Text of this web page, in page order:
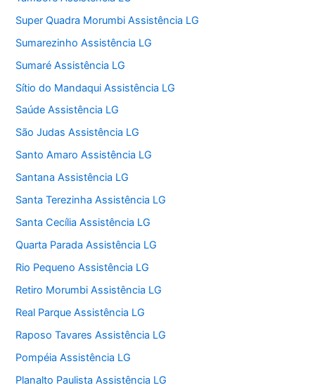
Super Quadra Morumbi Assistência LG
Sumarezinho Assistência LG
Sumaré Assistência LG
Sítio do Mandaqui Assistência LG
Saúde Assistência LG
São Judas Assistência LG
Santo Amaro Assistência LG
Santana Assistência LG
Santa Terezinha Assistência LG
Santa Cecília Assistência LG
Quarta Parada Assistência LG
Rio Pequeno Assistência LG
Retiro Morumbi Assistência LG
Real Parque Assistência LG
Raposo Tavares Assistência LG
Pompéia Assistência LG
Planalto Paulista Assistência LG